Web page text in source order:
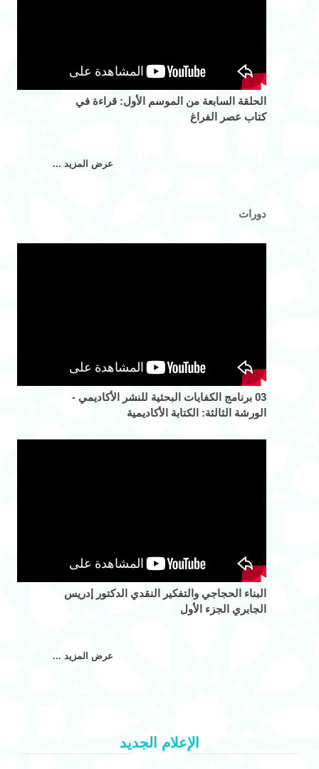
الحلقة السابعة من الموسم الأول: قراءة في
كتاب عصر الفراغ
عرض المزيد ...
دورات
03 برنامج الكفايات البحثية للنشر الأكاديمي -
الورشة الثالثة: الكتابة الأكاديمية
البناء الحجاجي والتفكير النقدي الدكتور إدريس
الجابري الجزء الأول
عرض المزيد ...
الإعلام الجديد